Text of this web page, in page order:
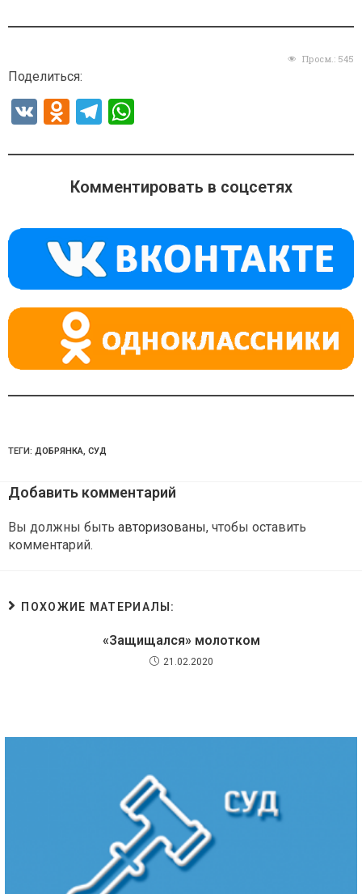
Просм.: 545
Поделиться:
V
O
n
o
a
ss
ni
ki
T
e
gr
m
at
s
p
p
Комментировать в соцсетях
ТЕГИ: ДОБРЯНКА, СУД
Добавить комментарий
Вы должны быть авторизованы, чтобы оставить
комментарий.
ПОХОЖИЕ МАТЕРИАЛЫ:
«Защищался» молотком
21.02.2020